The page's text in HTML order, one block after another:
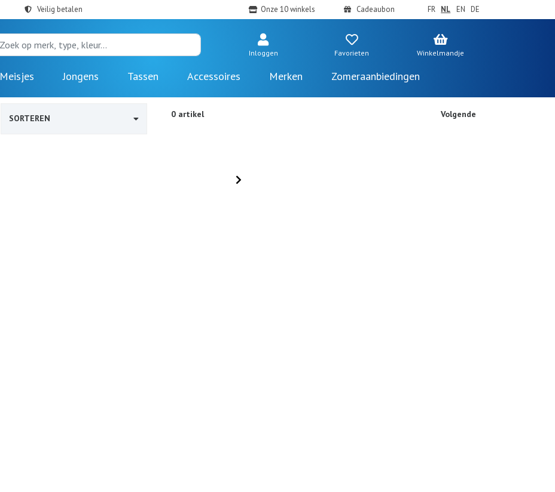
Veilig betalen Onze 10 winkels Cadeaubon FR NL EN DE
Inloggen Favorieten Winkelmandje
Meisjes Jongens Tassen Accessoires Merken Zomeraanbiedingen
SORTEREN 0 artikel Volgende